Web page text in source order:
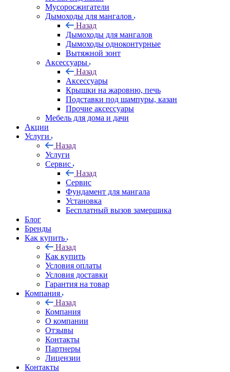
Мусоросжигатели
Дымоходы для мангалов
Назад
Дымоходы для мангалов
Дымоходы одноконтурные
Вытяжной зонт
Аксессуары
Назад
Аксессуары
Крышки на жаровню, печь
Подставки под шампуры, казан
Прочие аксессуары
Мебель для дома и дачи
Акции
Услуги
Назад
Услуги
Сервис
Назад
Сервис
Фундамент для мангала
Установка
Бесплатный вызов замерщика
Блог
Бренды
Как купить
Назад
Как купить
Условия оплаты
Условия доставки
Гарантия на товар
Компания
Назад
Компания
О компании
Отзывы
Контакты
Партнеры
Лицензии
Контакты